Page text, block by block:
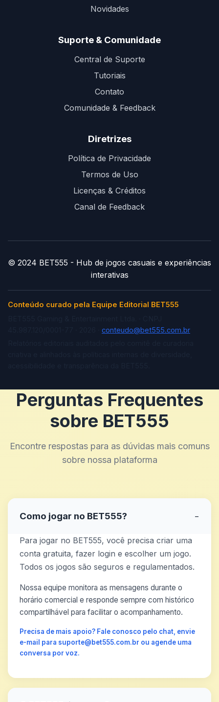
Novidades
Suporte & Comunidade
Central de Suporte
Tutoriais
Contato
Comunidade & Feedback
Diretrizes
Política de Privacidade
Termos de Uso
Licenças & Créditos
Canal de Feedback
© 2024 BET555 - Hub de jogos casuais e experiências
interativas
Conteúdo curado pela Equipe Editorial BET555
conteudo@bet555.com.br
Perguntas Frequentes
sobre BET555
Encontre respostas para as dúvidas mais comuns
sobre nossa plataforma
Como jogar no BET555? −
Para jogar no BET555, você precisa criar uma
conta gratuita, fazer login e escolher um jogo.
Todos os jogos são seguros e regulamentados.
Nossa equipe monitora as mensagens durante o
horário comercial e responde sempre com histórico
compartilhável para facilitar o acompanhamento.
Precisa de mais apoio? Fale conosco pelo chat, envie
e-mail para suporte@bet555.com.br ou agende uma
conversa por voz.